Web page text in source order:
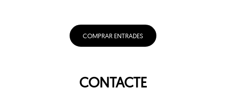
COMPRAR ENTRADES
CONTACTE